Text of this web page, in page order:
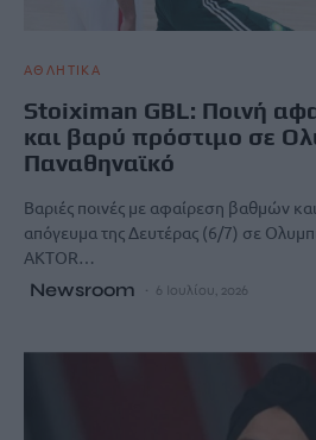
ΑΘΛΗΤΙΚΑ
Stoiximan GBL: Ποινή
και βαρύ πρόστιμο σε
Παναθηναϊκό
Βαριές ποινές με αφαίρεση βαθμών
απόγευμα της Δευτέρας (6/7) σε
AKTOR…
Newsroom 6 Ιουλίου, 2026